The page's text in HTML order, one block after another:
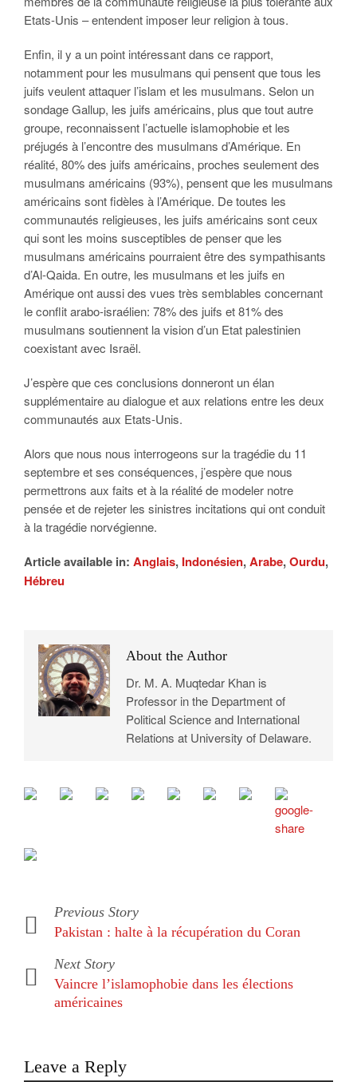
Etats-Unis – entendent imposer leur religion à tous.
Enfin, il y a un point intéressant dans ce rapport,
notamment pour les musulmans qui pensent que tous les
juifs veulent attaquer l’islam et les musulmans. Selon un
sondage Gallup, les juifs américains, plus que tout autre
groupe, reconnaissent l’actuelle islamophobie et les
préjugés à l’encontre des musulmans d’Amérique. En
réalité, 80% des juifs américains, proches seulement des
musulmans américains (93%), pensent que les musulmans
américains sont fidèles à l’Amérique. De toutes les
communautés religieuses, les juifs américains sont ceux
qui sont les moins susceptibles de penser que les
musulmans américains pourraient être des sympathisants
d’Al-Qaida. En outre, les musulmans et les juifs en
Amérique ont aussi des vues très semblables concernant
le conflit arabo-israélien: 78% des juifs et 81% des
musulmans soutiennent la vision d’un Etat palestinien
coexistant avec Israël.
J’espère que ces conclusions donneront un élan
supplémentaire au dialogue et aux relations entre les deux
communautés aux Etats-Unis.
Alors que nous nous interrogeons sur la tragédie du 11
septembre et ses conséquences, j’espère que nous
permettrons aux faits et à la réalité de modeler notre
pensée et de rejeter les sinistres incitations qui ont conduit
à la tragédie norvégienne.
Article available in: Anglais, Indonésien,Arabe,Ourdu,
Hébreu
About the Author
Dr. M. A. Muqtedar Khan is
Professor in the Department of
Political Science and International
Relations at University of Delaware.
Previous Story
Pakistan : halte à la récupération du Coran
Next Story
Vaincre l’islamophobie dans les élections
américaines
Leave a Reply